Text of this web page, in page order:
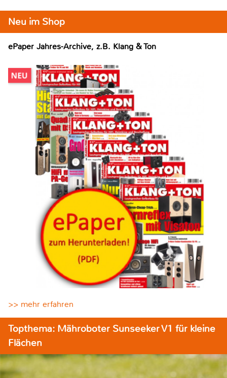
Neu im Shop
ePaper Jahres-Archive, z.B. Klang & Ton
>> mehr erfahren
Topthema: Mähroboter Sunseeker V1 für kleine
Flächen